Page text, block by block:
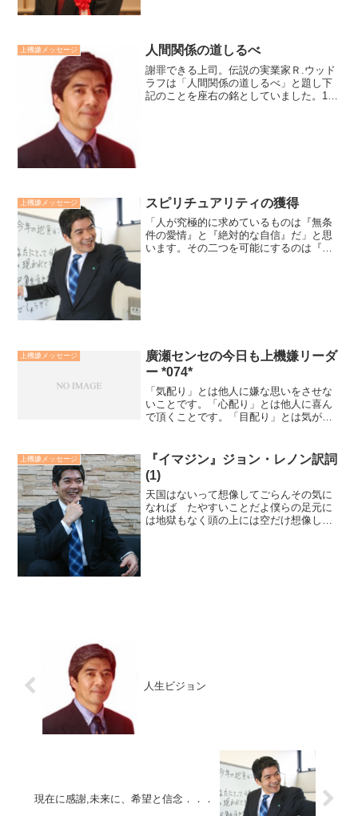
上機嫌メッセージ 人間関係の道しるべ
謝罪できる上司。伝説の実業家Ｒ.ウッド
ラフは「人間関係の道しるべ」と題し下
記のことを座右の銘としていました。1.
上機嫌メッセージ スピリチュアリティの獲得
「人が究極的に求めているものは『無条
件の愛情』と『絶対的な自信』だ」と思
います。その二つを可能にするのは『ス
上機嫌メッセージ
廣瀬センセの今日も上機嫌リーダ
ー *074*
「気配り」とは他人に嫌な思いをさせな
いことです。「心配り」とは他人に喜ん
で頂くことです。「目配り」とは気がつ
「おもてなし」出来る人だと思っていま
す。おもてなしは決して義...
上機嫌メッセージ
『イマジン』ジョン・レノン訳詞
(1)
天国はないって想像してごらんその気に
なれば たやすいことだよ僕らの足元に
は地獄もなく頭の上には空だけ想像して
人生ビジョン
現在に感謝,未来に、希望と信念．．．